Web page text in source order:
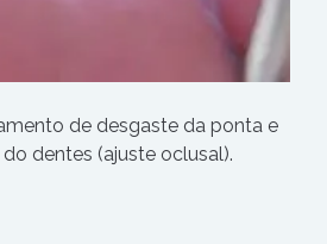
de desgaste da ponta e
dentes (ajuste oclusal).